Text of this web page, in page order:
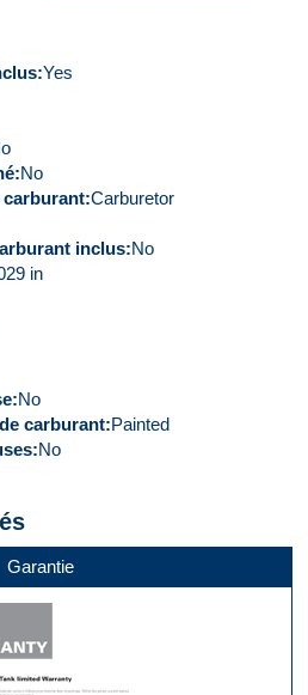
Yes
No
carburant Carburetor
inclus No
in
No
carburant Painted
No
Garantie